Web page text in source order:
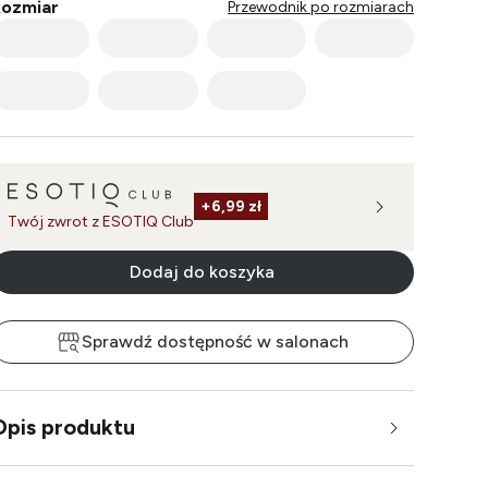
Przewodnik po rozmiarach
Twój zwrot z ESOTIQ Club
+6,99 zł
Dodaj do koszyka
Sprawdź dostępność w salonach
produktu